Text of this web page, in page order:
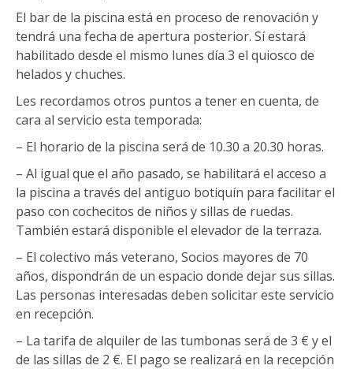
El bar de la piscina está en proceso de renovación y
tendrá una fecha de apertura posterior. Sí estará
habilitado desde el mismo lunes día 3 el quiosco de
helados y chuches.
Les recordamos otros puntos a tener en cuenta, de
cara al servicio esta temporada:
– El horario de la piscina será de 10.30 a 20.30 horas.
– Al igual que el año pasado, se habilitará el acceso a
la piscina a través del antiguo botiquín para facilitar el
paso con cochecitos de niños y sillas de ruedas.
También estará disponible el elevador de la terraza.
– El colectivo más veterano, Socios mayores de 70
años, dispondrán de un espacio donde dejar sus sillas.
Las personas interesadas deben solicitar este servicio
en recepción.
– La tarifa de alquiler de las tumbonas será de 3 € y el
de las sillas de 2 €. El pago se realizará en la recepción